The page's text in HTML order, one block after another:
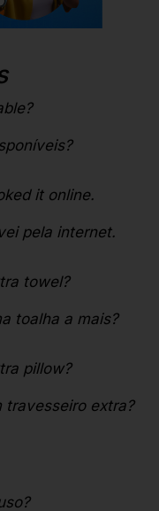
it online.
pela internet.
towel?
toalha a mais?
pillow?
travesseiro extra?